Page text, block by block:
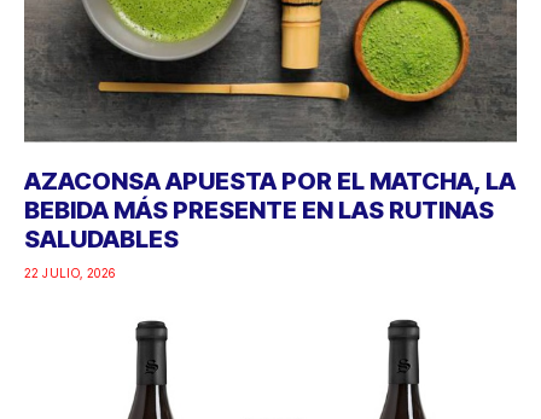
AZACONSA APUESTA POR EL MATCHA, LA
BEBIDA MÁS PRESENTE EN LAS RUTINAS
SALUDABLES
22 JULIO, 2026